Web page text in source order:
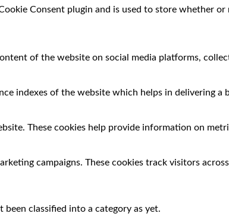
Consent plugin and is used to store whether
of the website on social media platforms,
indexes of the website which helps in delivering
These cookies help provide information on
campaigns. These cookies track visitors
classified into a category as yet.